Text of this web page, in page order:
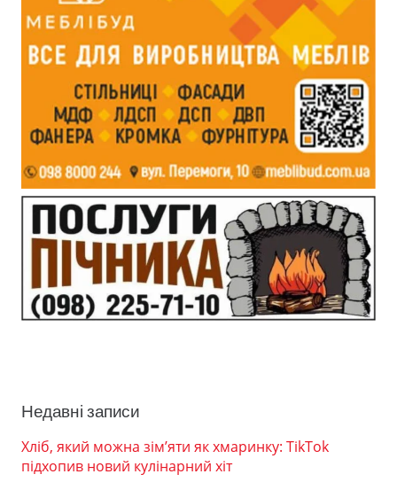
Недавні записи
Хліб, який можна зім’яти як хмаринку: TikTok
підхопив новий кулінарний хіт